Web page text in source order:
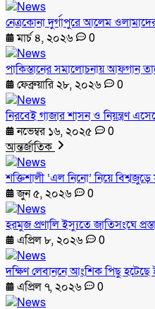
নেত্রকোনা দুর্গাপুরে আলেম
মার্চ ৪, ২০২৬
0
পাকিস্তানের সমালোচনায় আফগান
ফেব্রুয়ারি ২৮, ২০২৬
0
নিরবেই গাজার শাসন ও নিয়ন্ত্রণ
নভেম্বর ১৬, ২০২৫
0
আন্তর্জাতিক
শক্তিশালী ‘এল নিনো’ নিয়ে
জুন ৫, ২০২৬
0
হরমুজ প্রণালি ইস্যুতে জাতিসংঘে
এপ্রিল ৮, ২০২৬
0
দক্ষিণ লেবাননে আংশিক পিছু হটেছে
এপ্রিল ৭, ২০২৬
0